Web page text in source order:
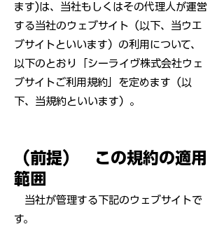
ます)は、当社もしくはその代理人が運営
する当社のウェブサイト（以下、当ウエ
ブサイトといいます）の利用について、
以下のとおり「シーライヴ株式会社ウェ
ブサイトご利用規約」を定めます（以
下、当規約といいます）。
（前提） この規約の適用
範囲
当社が管理する下記のウェブサイトで
す。